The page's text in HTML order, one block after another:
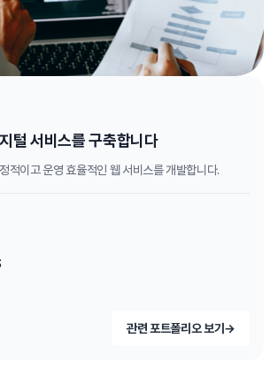
털 서비스를 구축합니다
적이고 운영 효율적인 웹 서비스를 개발합니다.
관련 포트폴리오 보기 →